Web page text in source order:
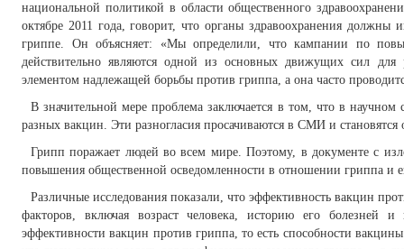
национальной политикой в области общественного
октябре 2011 года, говорит, что органы здравоохранения
гриппе. Он объясняет: «Мы определили, что кампании по
действительно являются одной из основных движущих сил
элементом надлежащей борьбы против гриппа, а она часто
В значительной мере проблема заключается в том, что в
разных вакцин. Эти разногласия просачиваются в СМИ и
Грипп поражает людей во всем мире. Поэтому, в документе с
повышения общественной осведомленности в отношении гриппа и
Различные исследования показали, что эффективность вакцин
факторов, включая возраст человека, историю его
эффективности вакцин против гриппа, то есть способности